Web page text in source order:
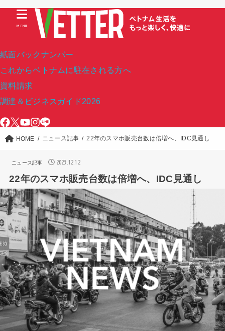
紙面バックナンバー
これからベトナムに駐在される方へ
資料請求
調達＆ビジネスガイド2026
MENU
HOME ニュース記事 22年のスマホ販売台数は倍増へ、IDC見通し
ニュース記事 2023.12.12
22年のスマホ販売台数は倍増へ、IDC見通し